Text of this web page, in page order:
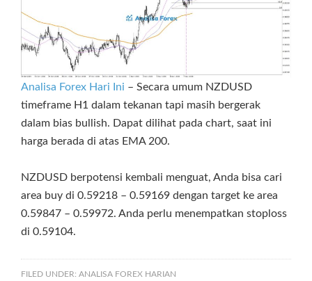
Analisa Forex Hari Ini – Secara umum NZDUSD
timeframe H1 dalam tekanan tapi masih bergerak
dalam bias bullish. Dapat dilihat pada chart, saat ini
harga berada di atas EMA 200.
NZDUSD berpotensi kembali menguat, Anda bisa cari
area buy di 0.59218 – 0.59169 dengan target ke area
0.59847 – 0.59972. Anda perlu menempatkan stoploss
di 0.59104.
FILED UNDER: ANALISA FOREX HARIAN